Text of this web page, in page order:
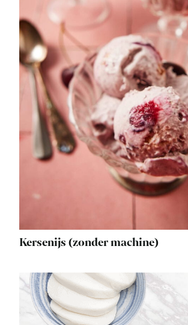
Kersenijs (zonder machine)